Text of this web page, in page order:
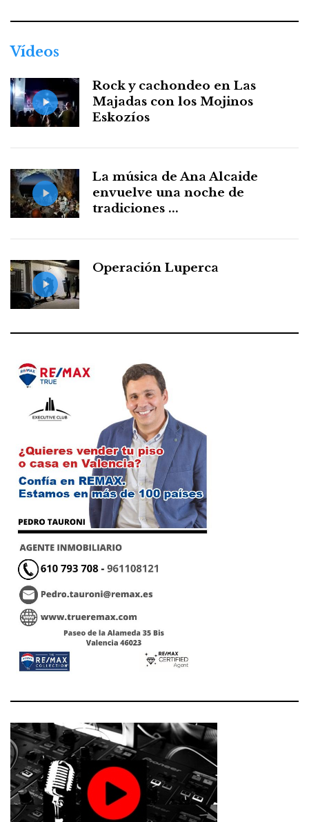
Vídeos
Rock y cachondeo en Las
Majadas con los Mojinos
Eskozíos
La música de Ana Alcaide
envuelve una noche de
tradiciones ...
Operación Luperca